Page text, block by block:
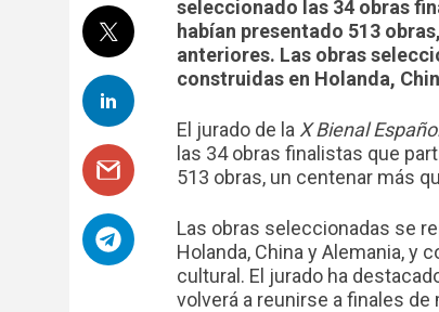
seleccionado las 34 obras
habían presentado 513
anteriores. Las obras
construidas en Holanda,
El jurado de la X Bienal
las 34 obras finalistas que
513 obras, un centenar más
Las obras seleccionadas se
Holanda, China y Alemania, y
cultural. El jurado ha
volverá a reunirse a finales